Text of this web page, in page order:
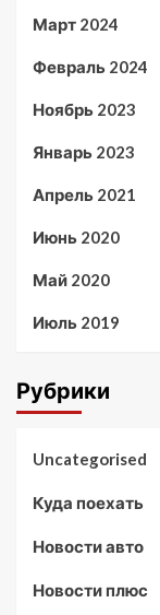
Март 2024
Февраль 2024
Ноябрь 2023
Январь 2023
Апрель 2021
Июнь 2020
Май 2020
Июль 2019
Рубрики
Uncategorised
Куда поехать
Новости авто
Новости плюс